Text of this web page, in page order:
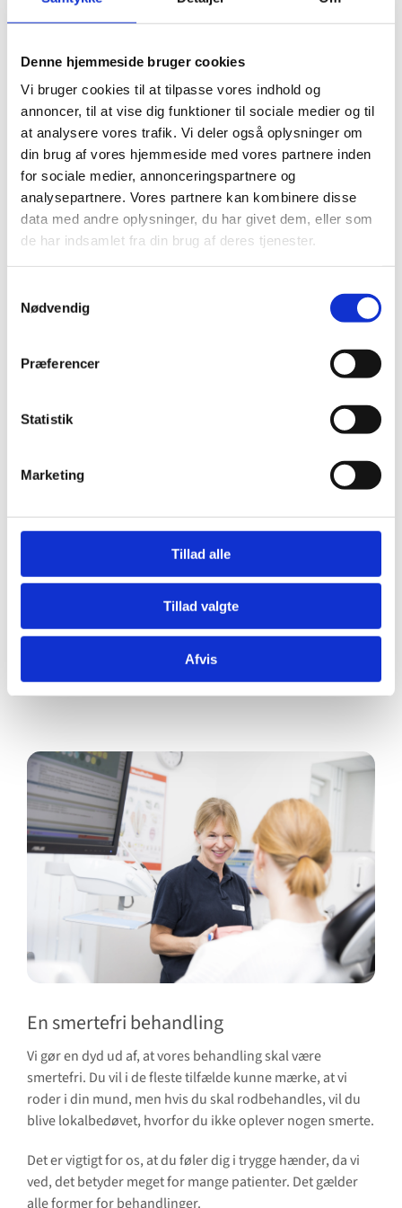
Denne hjemmeside bruger cookies
Vi bruger cookies til at tilpasse vores indhold og
annoncer, til at vise dig funktioner til sociale medier og til
at analysere vores trafik. Vi deler også oplysninger om
din brug af vores hjemmeside med vores partnere inden
for sociale medier, annonceringspartnere og
analysepartnere. Vores partnere kan kombinere disse
data med andre oplysninger, du har givet dem, eller som
de har indsamlet fra din brug af deres tjenester.
Nødvendig
Præferencer
Statistik
Marketing
Tillad alle
Tillad valgte
Afvis
tandlæge, er det vigtigt, at du tager fat i os.
Vi snakker gerne med dig om din frygt og lytter til, hvad
der gør dig nervøs. For det er vigtigt at gå til tandlægen, så
du kan holde dine tænder sunde og raske.
Kontakt os
En smertefri behandling
Vi gør en dyd ud af, at vores behandling skal være
smertefri. Du vil i de fleste tilfælde kunne mærke, at vi
roder i din mund, men hvis du skal rodbehandles, vil du
blive lokalbedøvet, hvorfor du ikke oplever nogen smerte.
Det er vigtigt for os, at du føler dig i trygge hænder, da vi
ved, det betyder meget for mange patienter. Det gælder
alle former for behandlinger.